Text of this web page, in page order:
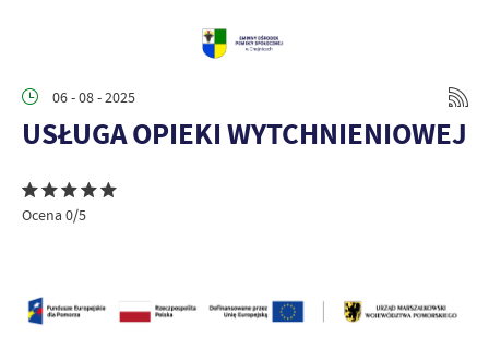
06 - 08 - 2025
USŁUGA OPIEKI WYTCHNIENIOWEJ
Ocena 0/5